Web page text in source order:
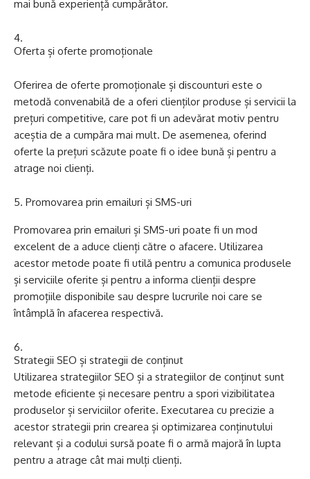
mai bună experiență cumpărător.
Oferta și oferte promoționale
Oferirea de oferte promoționale și discounturi este o
metodă convenabilă de a oferi clienților produse și servicii la
prețuri competitive, care pot fi un adevărat motiv pentru
aceștia de a cumpăra mai mult. De asemenea, oferind
oferte la prețuri scăzute poate fi o idee bună și pentru a
atrage noi clienți.
Promovarea prin emailuri și SMS-uri
Promovarea prin emailuri și SMS-uri poate fi un mod
excelent de a aduce clienți către o afacere. Utilizarea
acestor metode poate fi utilă pentru a comunica produsele
și serviciile oferite și pentru a informa clienții despre
promoțiile disponibile sau despre lucrurile noi care se
întâmplă în afacerea respectivă.
Strategii SEO și strategii de conținut
Utilizarea strategiilor SEO și a strategiilor de conținut sunt
metode eficiente și necesare pentru a spori vizibilitatea
produselor și serviciilor oferite. Executarea cu precizie a
acestor strategii prin crearea și optimizarea conținutului
relevant și a codului sursă poate fi o armă majoră în lupta
pentru a atrage cât mai mulți clienți.